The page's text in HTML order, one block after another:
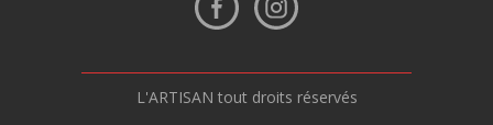
L'ARTISAN tout droits réservés